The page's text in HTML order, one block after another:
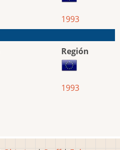
1993
Región
1993